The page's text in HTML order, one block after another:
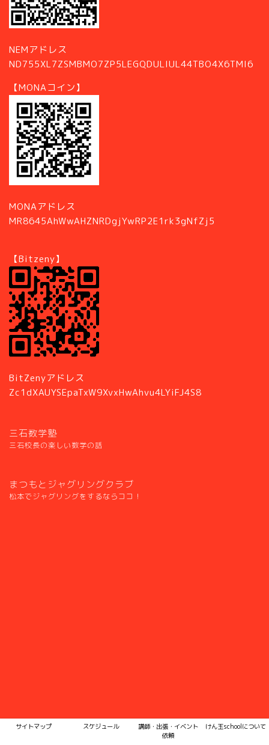
NEMアドレス
ND755XL7ZSMBMO7ZP5LEGQDULIUL44TBO4X6TMI6
【MONAコイン】
MONAアドレス
MR8645AhWwAHZNRDgjYwRP2E1rk3gNfZj5
【Bitzeny】
BitZenyアドレス
Zc1dXAUYSEpaTxW9XvxHwAhvu4LYiFJ4S8
三石数学塾
三石校長の楽しい数学の話
まつもとジャグリングクラブ
松本でジャグリングをするならココ！
サイトマップ スケジュール
講師・出張・イベント
依頼
けん玉schoolについて